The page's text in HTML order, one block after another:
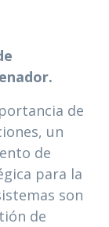
de
un
de
para la
son
de